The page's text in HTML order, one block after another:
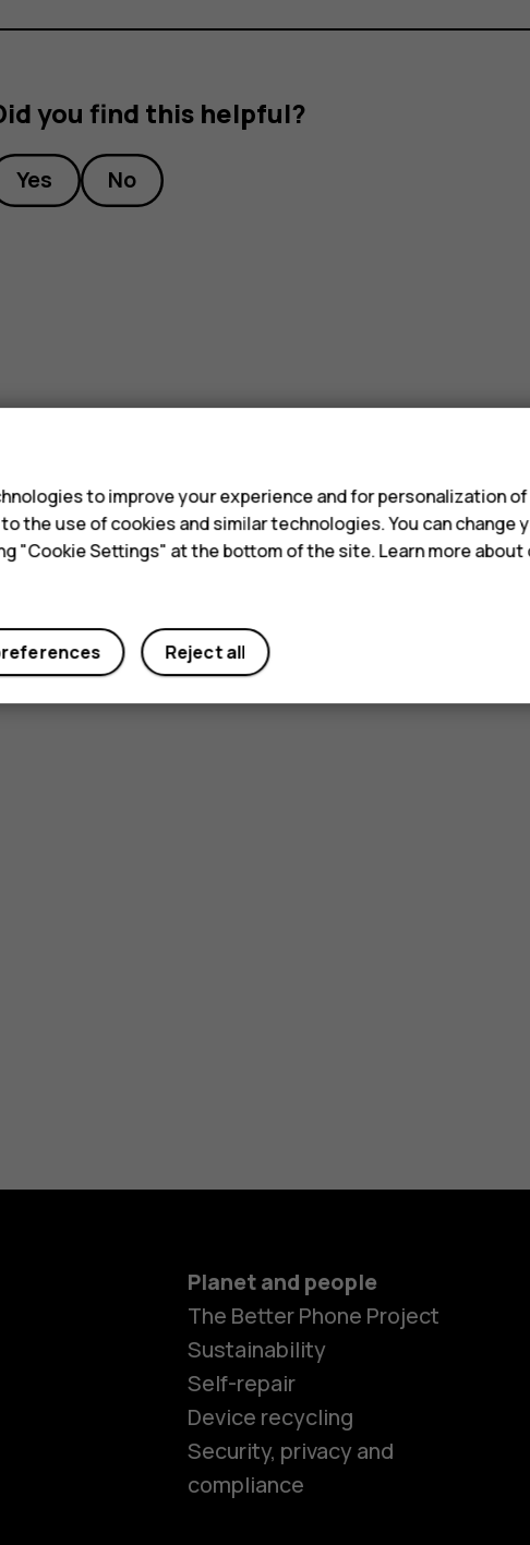
Smartphones
you find this helpful?
Yes No
Planet and people
The Better Phone Project
Sustainability
Self-repair
Device recycling
Security, privacy and
compliance
to improve your experience and for personalization of
the use of cookies and similar technologies. You can change
"Cookie Settings" at the bottom of the site. Learn more about
Reject all